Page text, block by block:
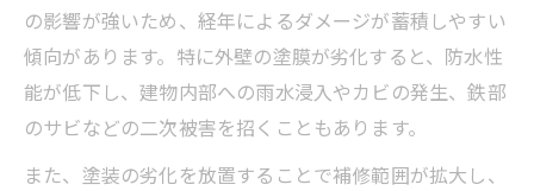
の影響が強いため、経年によるダメージが蓄積しやすい
傾向があります。特に外壁の塗膜が劣化すると、防水性
能が低下し、建物内部への雨水浸入やカビの発生、鉄部
のサビなどの二次被害を招くこともあります。
また、塗装の劣化を放置することで補修範囲が拡大し、